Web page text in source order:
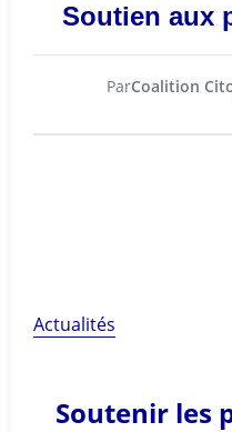
Soutien aux
ParCoalition
Actualités
Soutenir les